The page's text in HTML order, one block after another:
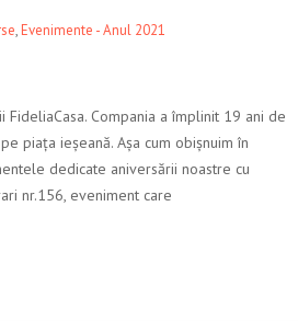
,Evenimente - Anul 2021
Compania a împlinit 19 ani de
piața ieșeană. Așa cum obișnuim în
dedicate aniversării noastre cu
nr.156, eveniment care